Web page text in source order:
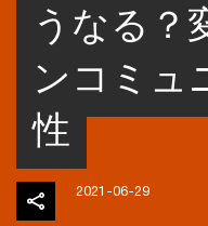
うなる？
ンコミュ
性
2021-06-29